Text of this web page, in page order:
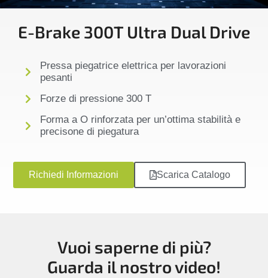
E-Brake 300T Ultra Dual Drive
Pressa piegatrice elettrica per lavorazioni
pesanti
Forze di pressione 300 T
Forma a O rinforzata per un’ottima stabilità e
precisone di piegatura
Richiedi Informazioni Scarica Catalogo
Vuoi saperne di più?
Guarda il nostro video!